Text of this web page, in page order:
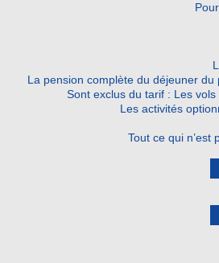
La pension complète du déjeuner
Sont exclus du tarif : Les
Les activités
Tout ce qui